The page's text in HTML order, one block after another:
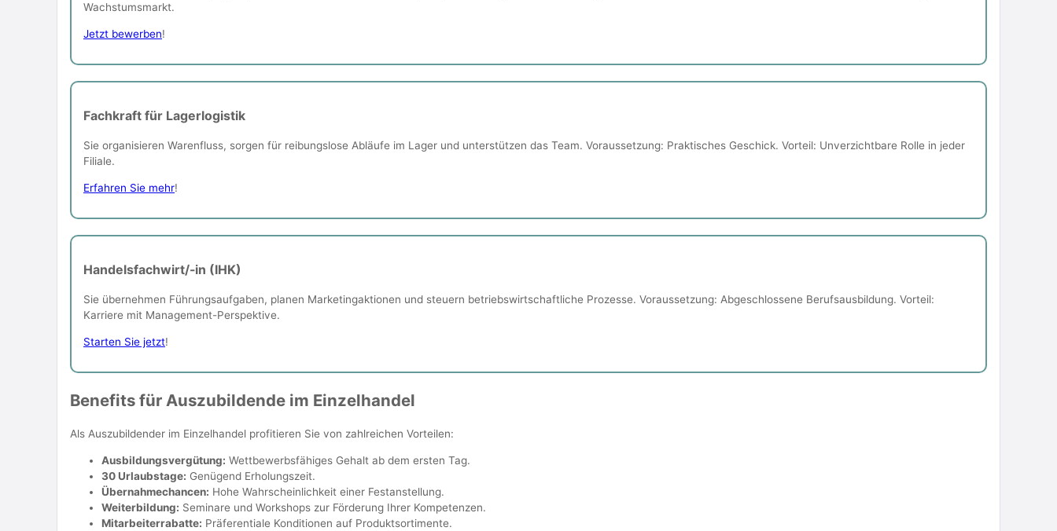
Wachstumsmarkt.
Jetzt bewerben!
Fachkraft für Lagerlogistik
Sie organisieren Warenfluss, sorgen für reibungslose Abläufe im Lager und unterstützen das Team. Voraussetzung: Praktisches Geschick. Vorteil: Unverzichtbare Rolle in jeder
Filiale.
Erfahren Sie mehr!
Handelsfachwirt/-in (IHK)
Sie übernehmen Führungsaufgaben, planen Marketingaktionen und steuern betriebswirtschaftliche Prozesse. Voraussetzung: Abgeschlossene Berufsausbildung. Vorteil:
Karriere mit Management-Perspektive.
Starten Sie jetzt!
Benefits für Auszubildende im Einzelhandel
Als Auszubildender im Einzelhandel profitieren Sie von zahlreichen Vorteilen:
Ausbildungsvergütung: Wettbewerbsfähiges Gehalt ab dem ersten Tag.
30 Urlaubstage: Genügend Erholungszeit.
Übernahmechancen: Hohe Wahrscheinlichkeit einer Festanstellung.
Weiterbildung: Seminare und Workshops zur Förderung Ihrer Kompetenzen.
Mitarbeiterrabatte: Präferentiale Konditionen auf Produktsortimente.